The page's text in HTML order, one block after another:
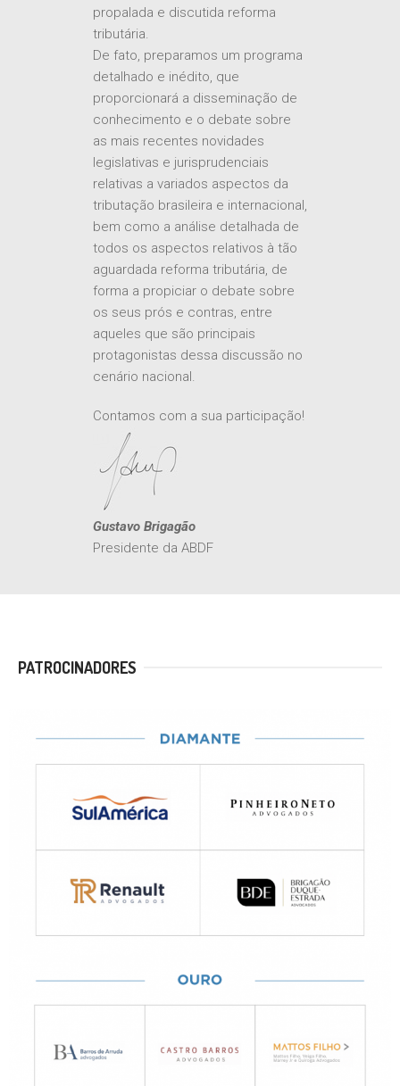
aos novos tempos e à tão
propalada e discutida reforma
tributária.
De fato, preparamos um programa
detalhado e inédito, que
proporcionará a disseminação de
conhecimento e o debate sobre
as mais recentes novidades
legislativas e jurisprudenciais
relativas a variados aspectos da
tributação brasileira e internacional,
bem como a análise detalhada de
todos os aspectos relativos à tão
aguardada reforma tributária, de
forma a propiciar o debate sobre
os seus prós e contras, entre
aqueles que são principais
protagonistas dessa discussão no
Contamos com a sua participação!
Gustavo Brigagão